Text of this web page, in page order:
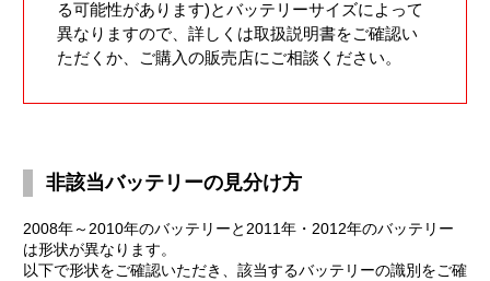
る可能性があります)とバッテリーサイズによって
異なりますので、詳しくは取扱説明書をご確認い
ただくか、ご購入の販売店にご相談ください。
非該当バッテリーの見分け方
2008年～2010年のバッテリーと2011年・2012年のバッテリー
は形状が異なります。
以下で形状をご確認いただき、該当するバッテリーの識別をご確